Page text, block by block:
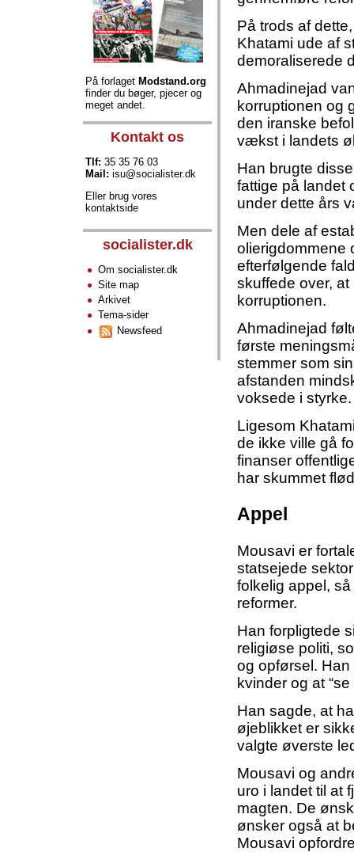
På trods af
Khatami ude af
demoraliserede
Ahmadinejad
korruptionen og
den iranske
vækst i landets
Han brugte
fattige på landet
under dette års
Men dele af
olierigdommene
efterfølgende
skuffede over,
korruptionen.
Ahmadinejad
første
stemmer som
afstanden
voksede i styrke.
Ligesom
de ikke ville gå
finanser
har skummet
Appel
Mousavi er
statsejede
folkelig appel,
reformer.
Han forpligtede
religiøse politi,
og opførsel.
kvinder og at
Han sagde, at
øjeblikket er
valgte øverste
Mousavi og
uro i landet til at
magten. De
ønsker også at
Mousavi
På forlaget Modstand.org
finder du bøger, pjecer og
meget andet.
Kontakt os
Tlf: 35 35 76 03
Mail: isu@socialister.dk
Eller brug vores
kontaktside
socialister.dk
Om socialister.dk
Site map
Arkivet
Tema-sider
Newsfeed